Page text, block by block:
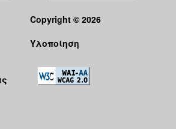
Copyright © 2026
Υλοποίηση